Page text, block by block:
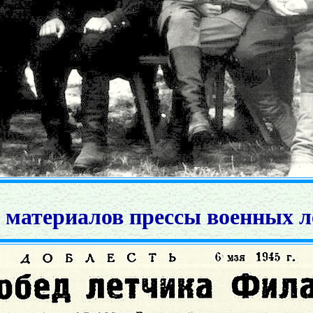
прессы военных